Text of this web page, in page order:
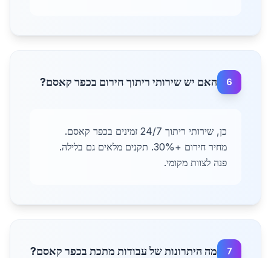
6 האם יש שירותי ריתוך חירום בכפר קאסם?
כן, שירותי ריתוך 24/7 זמינים בכפר קאסם.
מחיר חירום +30%. תקנים מלאים גם בלילה.
פנה לצוות מקומי.
7 מה היתרונות של עבודות מתכת בכפר קאסם?